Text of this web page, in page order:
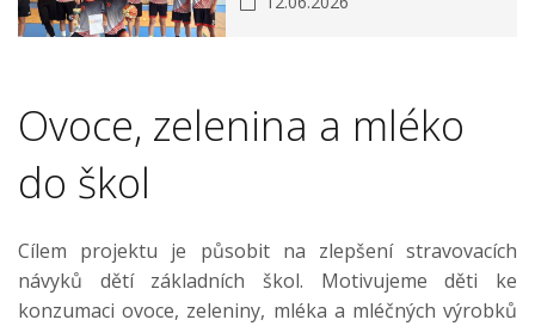
Ovoce, zelenina a mléko
do škol
Cílem projektu je působit na zlepšení stravovacích
návyků dětí základních škol. Motivujeme děti ke
konzumaci ovoce, zeleniny, mléka a mléčných výrobků